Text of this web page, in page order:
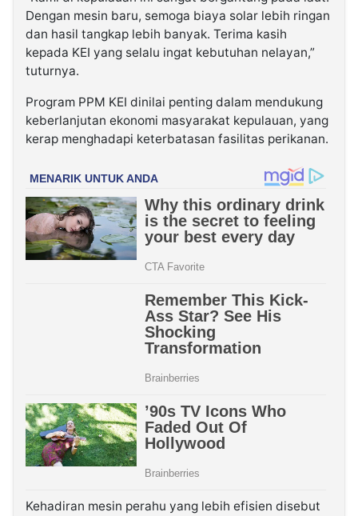
Dengan mesin baru, semoga biaya solar lebih ringan
dan hasil tangkap lebih banyak. Terima kasih
kepada KEI yang selalu ingat kebutuhan nelayan,”
tuturnya.
Program PPM KEI dinilai penting dalam mendukung
keberlanjutan ekonomi masyarakat kepulauan, yang
kerap menghadapi keterbatasan fasilitas perikanan.
Kehadiran mesin perahu yang lebih efisien disebut